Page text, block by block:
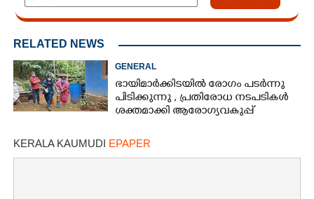
RELATED NEWS
GENERAL
ഭായിമാർക്കിടയിൽ രോഗം പടർന്നു
പിടിക്കുന്നു ,​ പ്രതിരോധ നടപടികൾ
ശക്തമാക്കി ആരോഗ്യവകുപ്പ്
KERALA KAUMUDI EPAPER